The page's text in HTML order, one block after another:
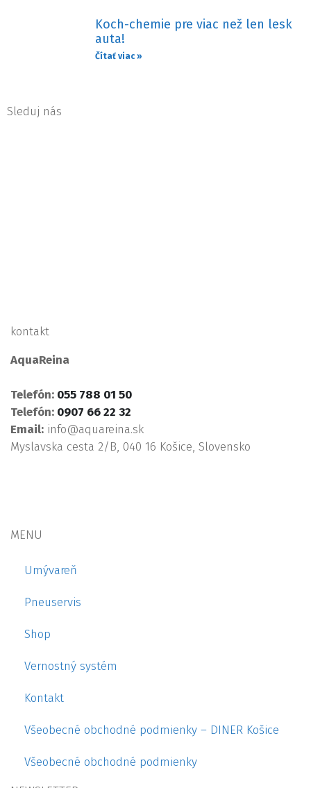
Koch-chemie pre viac než len lesk
auta!
Čítať viac »
Sleduj nás
kontakt
AquaReina
Telefón: 055 788 01 50
Telefón: 0907 66 22 32
Email: info@aquareina.sk
Myslavska cesta 2/B, 040 16 Košice, Slovensko
MENU
Umývareň
Pneuservis
Shop
Vernostný systém
Kontakt
Všeobecné obchodné podmienky – DINER Košice
Všeobecné obchodné podmienky